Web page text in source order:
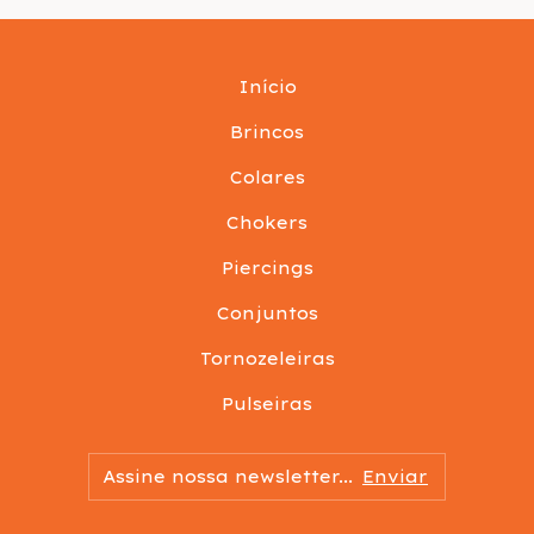
Início
Brincos
Colares
Chokers
Piercings
Conjuntos
Tornozeleiras
Pulseiras